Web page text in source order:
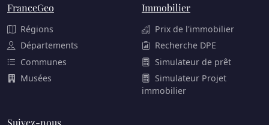
FranceGeo
Régions
Départements
Communes
Musées
Immobilier
Prix de l'immobilier
Recherche DPE
Simulateur de prêt
Simulateur Projet
immobilier
Suivez-nous